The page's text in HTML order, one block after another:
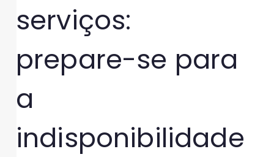
serviços:
prepare-se para
a
indisponibilidade